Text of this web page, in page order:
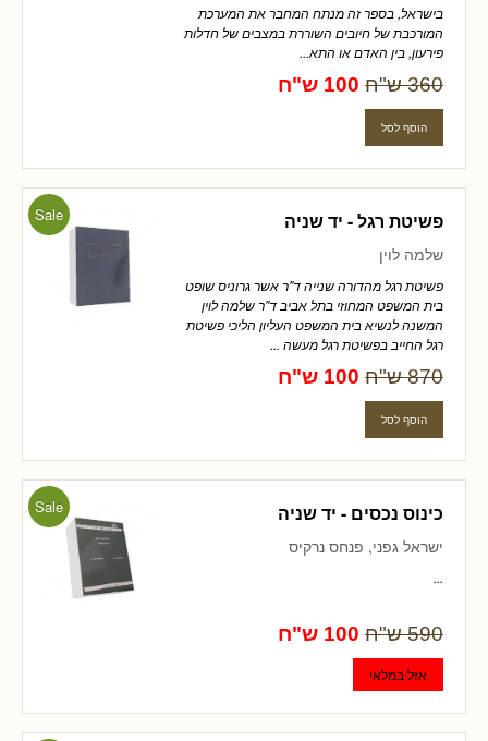
בישראל, בספר זה מנתח המחבר את המערכת
המורכבת של חיובים השוררת במצבים של חדלות
פירעון, בין האדם או התא...
360 ש"ח 100 ש"ח
Sale פשיטת רגל - יד שניה
שלמה לוין
פשיטת רגל מהדורה שנייה ד"ר אשר גרוניס שופט
בית המשפט המחוזי בתל אביב ד"ר שלמה לוין
המשנה לנשיא בית המשפט העליון הליכי פשיטת
רגל החייב בפשיטת רגל מעשה ...
870 ש"ח 100 ש"ח
Sale כינוס נכסים - יד שניה
ישראל גפני, פנחס נרקיס
...
590 ש"ח 100 ש"ח